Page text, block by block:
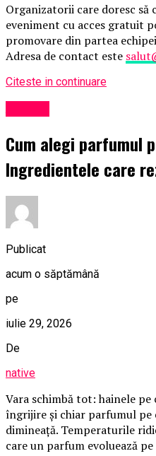
Organizatorii care doresc să
eveniment cu acces gratuit
promovare din partea
Adresa de contact este
Citeste in continuare
Cum alegi parfumul
Ingredientele care
Publicat
acum o săptămână
pe
iulie 29, 2026
De
native
Vara schimbă tot: hainele
îngrijire și chiar parfumul pe
dimineață. Temperaturile
care un parfum evoluează